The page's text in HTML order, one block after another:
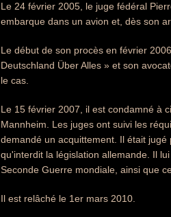
Le 24 février 2005, le juge fédéral
embarque dans un avion et, dès son
Le début de son procès en février
Deutschland Über Alles » et son
le cas.
Le 15 février 2007, il est condamné à
Mannheim. Les juges ont suivi les
demandé un acquittement. Il était
qu'interdit la législation allemande. Il
Seconde Guerre mondiale, ainsi que
Il est relâché le 1er mars 2010.